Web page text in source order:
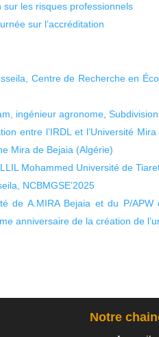
sur les risques professionnels
sur l’accréditation
Centre de Recherche en
ingénieur agronome,
entre l’IRDL et l’Université
Mira de Bejaia (Algérie)
Mohammed Université de
NCBMGSE’2025
de A.MIRA Bejaia et du P/
anniversaire de la création de
Notre